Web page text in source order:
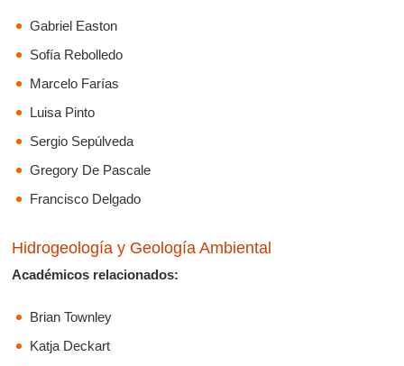
Gabriel Easton
Sofía Rebolledo
Marcelo Farías
Luisa Pinto
Sergio Sepúlveda
Gregory De Pascale
Francisco Delgado
Hidrogeología y Geología Ambiental
Académicos relacionados:
Brian Townley
Katja Deckart